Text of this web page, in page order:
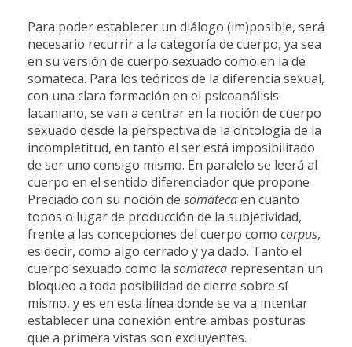
Para poder establecer un diálogo (im)posible, será
necesario recurrir a la categoría de cuerpo, ya sea
en su versión de cuerpo sexuado como en la de
somateca. Para los teóricos de la diferencia sexual,
con una clara formación en el psicoanálisis
lacaniano, se van a centrar en la noción de cuerpo
sexuado desde la perspectiva de la ontología de la
incompletitud, en tanto el ser está imposibilitado
de ser uno consigo mismo. En paralelo se leerá al
cuerpo en el sentido diferenciador que propone
Preciado con su noción de somatecaen cuanto
topos o lugar de producción de la subjetividad,
frente a las concepciones del cuerpo como corpus,
es decir, como algo cerrado y ya dado. Tanto el
cuerpo sexuado como la somateca representan un
bloqueo a toda posibilidad de cierre sobre sí
mismo, y es en esta línea donde se va a intentar
establecer una conexión entre ambas posturas
que a primera vistas son excluyentes.